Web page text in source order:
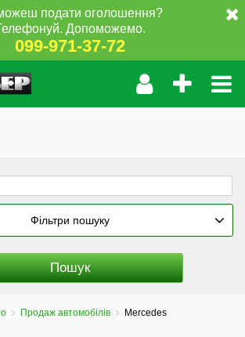
подати оголошення?
Допоможемо.
099-971-37-72
Фільтри пошуку
Продаж автомобілів Mercedes